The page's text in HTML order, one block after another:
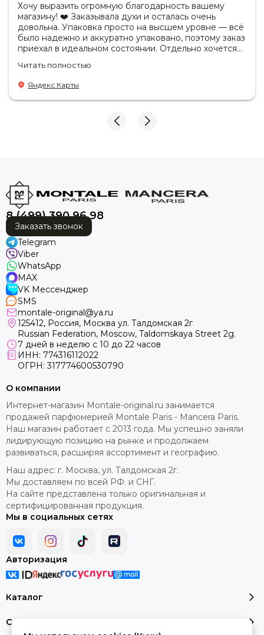
Хочу выразить огромную благодарность вашему
магазину! ❤️ Заказывала духи и осталась очень
довольна. Упаковка просто на высшем уровне — всё
было надежно и аккуратно упаковано, поэтому заказ
приехал в идеальном состоянии. Отдельно хочется
оригинальная. Аромат полностью соответствует
ожиданиям, стойкость отличная, качество
безупречное. Также приятно удивил сервис: заказ
обработали очень быстро, а сотрудники были
ответить на все вопросы. Спасибо за такой
Читать полностью
Яндекс Карты
8 (499) 390 96 98
Заказать звонок
Telegram
Viber
WhatsApp
MAX
VK Мессенджер
SMS
montale-original@ya.ru
125412, Россия, Москва ул. Талдомская 2г
Russian Federation, Moscow, Taldomskaya Street 2g.
7 дней в неделю с 10 до 22 часов
ИНН: 774316112022
ОГРН: 317774600530790
Каталог
Сервис и помощь
О компании
Интернет-магазин Montale-original.ru занимается
продажей парфюмерией Montale Paris - Mancera Paris.
Наш магазин работает с 2013 года. Мы успешно заняли
лидирующую позицию на рынке и продолжаем
развиваться, расширяя ассортимент и географию.
Наш адрес: г. Москва, ул. Талдомская 2г.
Мы доставляем по всей РФ. и СНГ.
На сайте представлена только оригинальная и
сертифицированная продукция.
Мы в социальных сетях
Авторизация